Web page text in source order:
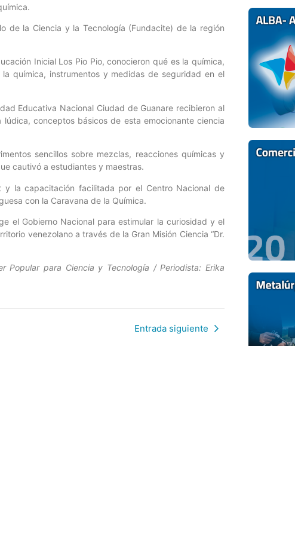
de la Ciencia y la Tecnología (Fundacite) de la región
Inicial Los Pio Pio, conocieron qué es la química,
química, instrumentos y medidas de seguridad en el
Educativa Nacional Ciudad de Guanare recibieron al
conceptos básicos de esta emocionante ciencia
sencillos sobre mezclas, reacciones químicas y
cautivó a estudiantes y maestras.
la capacitación facilitada por el Centro Nacional de
con la Caravana de la Química.
el Gobierno Nacional para estimular la curiosidad y el
venezolano a través de la Gran Misión Ciencia “Dr.
Popular para Ciencia y Tecnología / Periodista: Erika
Entrada siguiente